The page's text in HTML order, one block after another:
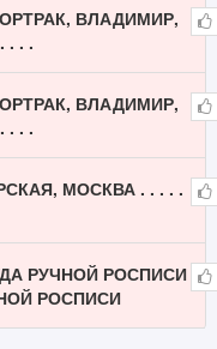
ВЛАДИМИР,
. . .
ВЛАДИМИР,
. . .
МОСКВА . . . . .
РУЧНОЙ РОСПИСИ
РОСПИСИ